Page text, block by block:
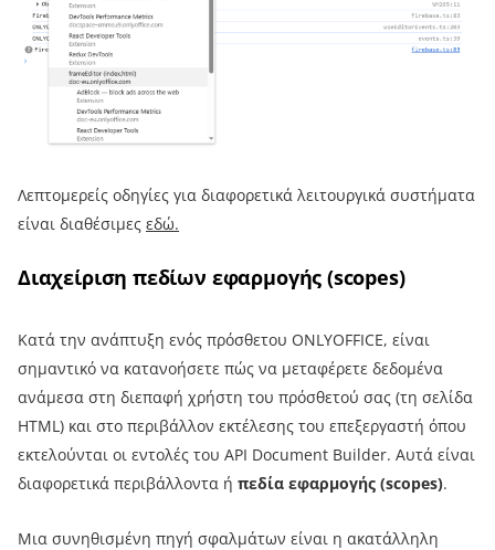
Λεπτομερείς οδηγίες για διαφορετικά λειτουργικά συστήματα
είναι διαθέσιμες εδώ.
Διαχείριση πεδίων εφαρμογής (scopes)
Κατά την ανάπτυξη ενός πρόσθετου ONLYOFFICE, είναι
σημαντικό να κατανοήσετε πώς να μεταφέρετε δεδομένα
ανάμεσα στη διεπαφή χρήστη του πρόσθετού σας (τη σελίδα
HTML) και στο περιβάλλον εκτέλεσης του επεξεργαστή όπου
εκτελούνται οι εντολές του API Document Builder. Αυτά είναι
διαφορετικά περιβάλλοντα ή πεδία εφαρμογής (scopes).
Μια συνηθισμένη πηγή σφαλμάτων είναι η ακατάλληλη